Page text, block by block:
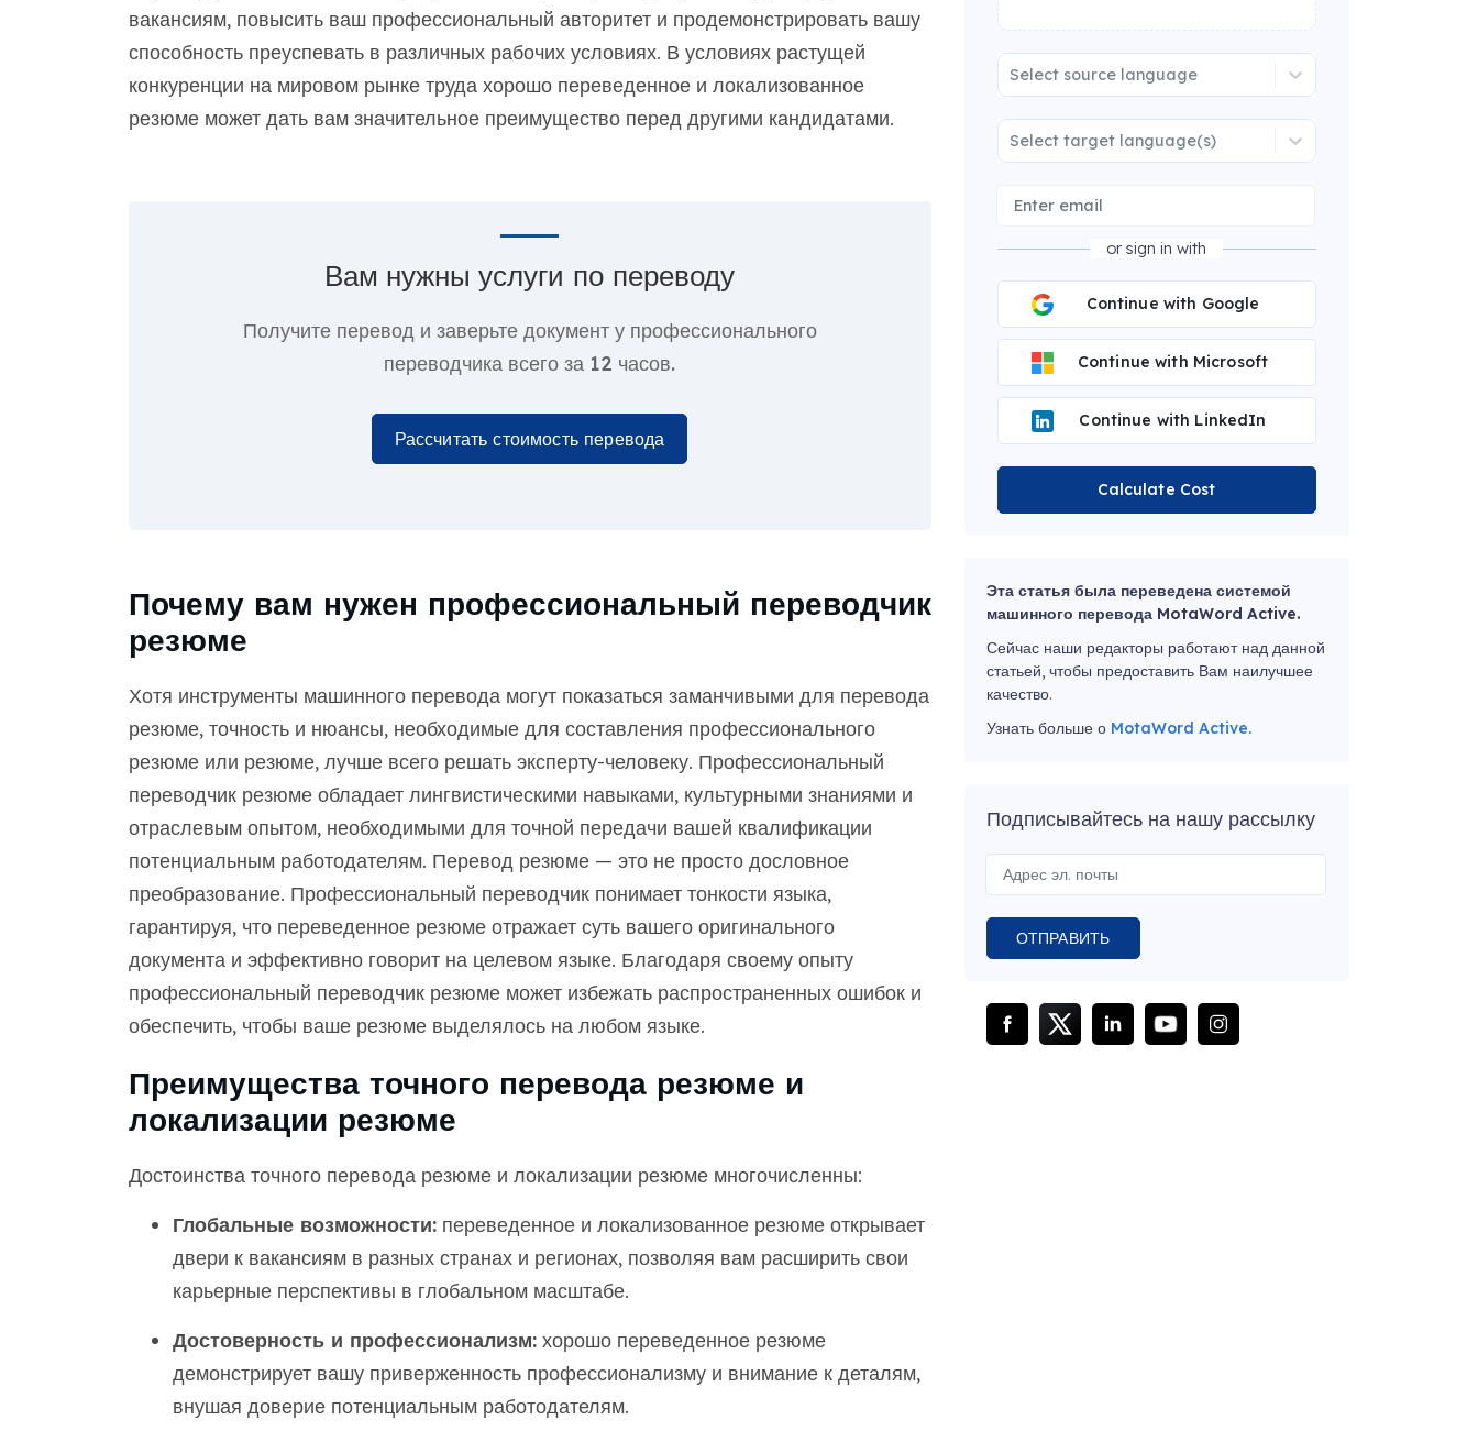
вакансиям, повысить ваш профессиональный авторитет и продемонстрировать вашу
способность преуспевать в различных рабочих условиях. В условиях растущей
конкуренции на мировом рынке труда хорошо переведенное и локализованное
резюме может дать вам значительное преимущество перед другими кандидатами.
Вам нужны услуги по переводу
Получите перевод и заверьте документ у профессионального
переводчика всего за 12 часов.
Рассчитать стоимость перевода
Почему вам нужен профессиональный переводчик
резюме
Хотя инструменты машинного перевода могут показаться заманчивыми для перевода
резюме, точность и нюансы, необходимые для составления профессионального
резюме или резюме, лучше всего решать эксперту-человеку. Профессиональный
переводчик резюме обладает лингвистическими навыками, культурными знаниями и
отраслевым опытом, необходимыми для точной передачи вашей квалификации
потенциальным работодателям. Перевод резюме — это не просто дословное
преобразование. Профессиональный переводчик понимает тонкости языка,
гарантируя, что переведенное резюме отражает суть вашего оригинального
документа и эффективно говорит на целевом языке. Благодаря своему опыту
профессиональный переводчик резюме может избежать распространенных ошибок и
обеспечить, чтобы ваше резюме выделялось на любом языке.
Преимущества точного перевода резюме и
локализации резюме
Достоинства точного перевода резюме и локализации резюме многочисленны:
Глобальные возможности:переведенное и локализованное резюме открывает
двери к вакансиям в разных странах и регионах, позволяя вам расширить свои
карьерные перспективы в глобальном масштабе.
Достоверность и профессионализм:хорошо переведенное резюме
демонстрирует вашу приверженность профессионализму и внимание к деталям,
внушая доверие потенциальным работодателям.
Select source language
Select target language(s)
or sign in with
Continue with Google
Continue with Microsoft
Continue with LinkedIn
Calculate Cost
Эта статья была переведена системой
машинного перевода MotaWord Active.
Сейчас наши редакторы работают над данной
статьей, чтобы предоставить Вам наилучшее
качество.
Узнать больше о MotaWord Active.
Подписывайтесь на нашу рассылку
ОТПРАВИТЬ